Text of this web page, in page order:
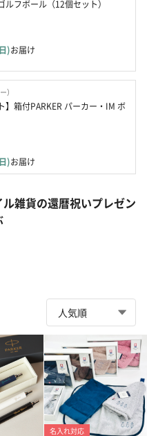
ルフボール（12個セット）
)お届け
）
】箱付PARKER パーカー・IM ボ
)お届け
雑貨の還暦祝いプレゼン